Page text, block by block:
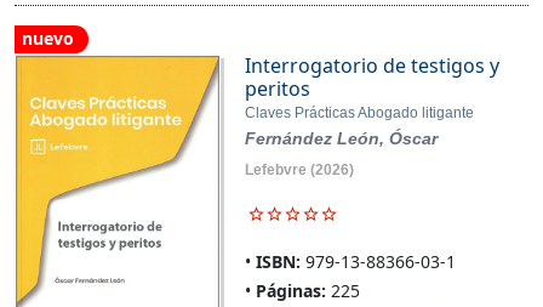
nuevo
Interrogatorio de testigos y
peritos
Claves Prácticas Abogado litigante
Fernández León, Óscar
Lefebvre (2026)
ISBN: 979-13-88366-03-1
Páginas: 225